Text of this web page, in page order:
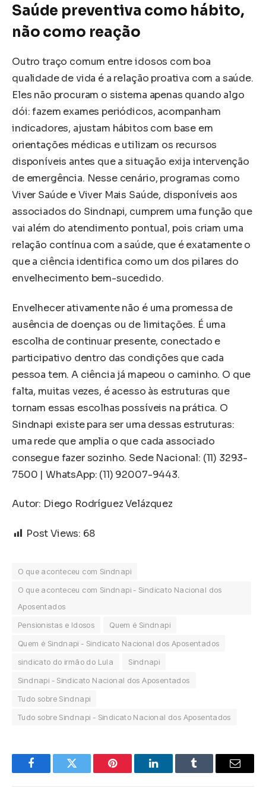
Saúde preventiva como hábito,
não como reação
Outro traço comum entre idosos com boa
qualidade de vida é a relação proativa com a saúde.
Eles não procuram o sistema apenas quando algo
dói: fazem exames periódicos, acompanham
indicadores, ajustam hábitos com base em
orientações médicas e utilizam os recursos
disponíveis antes que a situação exija intervenção
de emergência. Nesse cenário, programas como
Viver Saúde e Viver Mais Saúde, disponíveis aos
associados do Sindnapi, cumprem uma função que
vai além do atendimento pontual, pois criam uma
relação contínua com a saúde, que é exatamente o
que a ciência identifica como um dos pilares do
envelhecimento bem-sucedido.
Envelhecer ativamente não é uma promessa de
ausência de doenças ou de limitações. É uma
escolha de continuar presente, conectado e
participativo dentro das condições que cada
pessoa tem. A ciência já mapeou o caminho. O que
falta, muitas vezes, é acesso às estruturas que
tornam essas escolhas possíveis na prática. O
Sindnapi existe para ser uma dessas estruturas:
uma rede que amplia o que cada associado
consegue fazer sozinho. Sede Nacional: (11) 3293-
7500 | WhatsApp: (11) 92007-9443.
Autor: Diego Rodríguez Velázquez
Post Views: 68
O que aconteceu com Sindnapi
O que aconteceu com Sindnapi - Sindicato Nacional dos
Aposentados
Pensionistas e Idosos
Quem é Sindnapi
Quem é Sindnapi - Sindicato Nacional dos Aposentados
sindicato do irmão do Lula
Sindnapi
Sindnapi - Sindicato Nacional dos Aposentados
Tudo sobre Sindnapi
Tudo sobre Sindnapi - Sindicato Nacional dos Aposentados
FacebookTwitter Pinterest LinkedInTumblr Email